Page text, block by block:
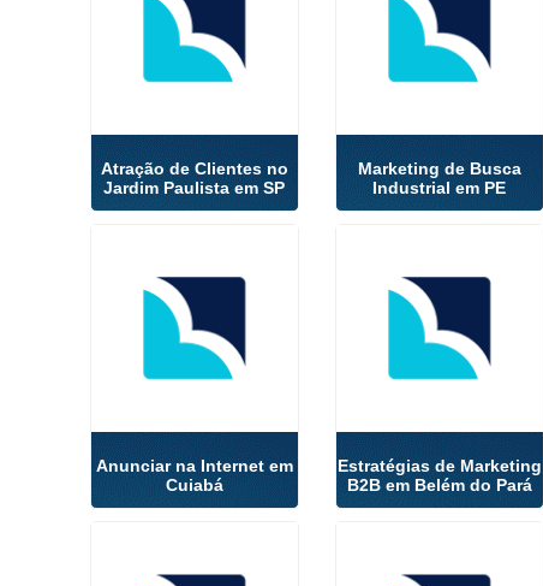
Atração de Clientes no
Jardim Paulista em SP
Marketing de Busca
Industrial em PE
Anunciar na Internet em
Cuiabá
Estratégias de Marketing
B2B em Belém do Pará